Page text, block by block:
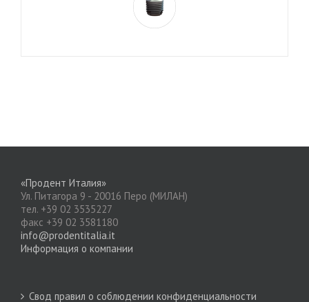
«Продент Италия»
Ул. Питагора 9 - 20016 Перо (МИЛАН)
тел. +39 02 3535227
факс +39 02 3581180
info@prodentitalia.it
Информация о компании
Свод правил о соблюдении конфиденциальности